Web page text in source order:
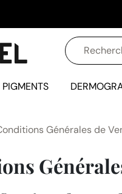
PIGMENTS
Générales de